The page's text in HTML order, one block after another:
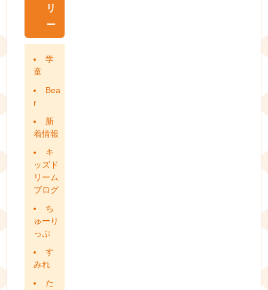
リ
ー
学
童
Bea
r
新
着情報
キ
ッズド
リーム
ブログ
ち
ゅーり
っぷ
す
みれ
た